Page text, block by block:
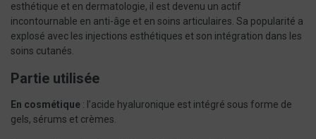
esthétique et en dermatologie, il est devenu un actif
incontournable en anti-âge et en soins articulaires. Sa popularité a
explosé avec les injections esthétiques et son intégration dans les
soins cutanés.
Partie utilisée
En cosmétique : l’acide hyaluronique est intégré sous forme de
gels, sérums et crèmes.